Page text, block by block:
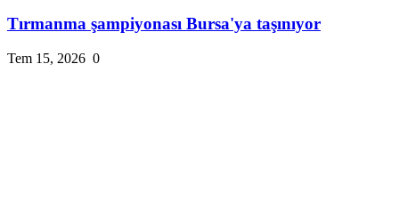
Tırmanma şampiyonası Bursa'ya taşınıyor
Tem 15, 2026 0